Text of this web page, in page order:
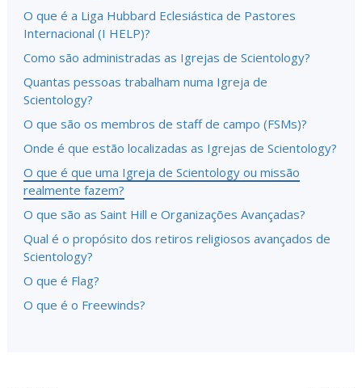
O que é a Liga Hubbard Eclesiástica de Pastores
Internacional (I HELP)?
Como são administradas as Igrejas de Scientology?
Quantas pessoas trabalham numa Igreja de
Scientology?
O que são os membros de staff de campo (FSMs)?
Onde é que estão localizadas as Igrejas de Scientology?
O que é que uma Igreja de Scientology ou missão
realmente fazem?
O que são as Saint Hill e Organizações Avançadas?
Qual é o propósito dos retiros religiosos avançados de
Scientology?
O que é Flag?
O que é o Freewinds?